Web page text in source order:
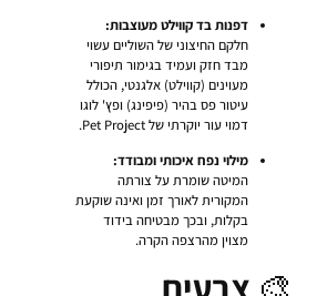
דפנות בד קווילט מעוצבות:
חלקם החיצוני של השוליים עשוי
מבד חזק ועמיד בגימור תיפורי
מעוינים (קווילט) אלגנטי, הכולל
עיטור פס בהיר (פיפינג) ופץ' לוגו
דמוי עור יוקרתי של Pet Project.
מילוי נפח איכותי ומבודד:
המיטה שומרת על צורתה
המקורית לאורך זמן ואינה שוקעת
בקלות, ובכך מבטיחה בידוד
מצוין מהרצפה הקרה.